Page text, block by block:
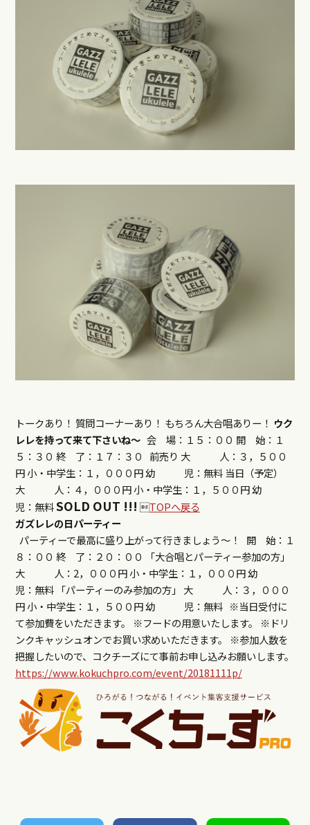
トークあり！ 質問コーナーあり！ もちろん大合唱ありー！ ウク
レレを持って来て下さいね〜会 場：１５：００ 開 始：１
５：３０ 終 了：１７：３０ 前売り 大 人：３，５００
円 小・中学生：１，０００円 幼 児：無料 当日（予定）
大 人：４，０００円 小・中学生：１，５００円 幼
児：無料SOLD OUT !!! TOPへ戻る
ガズレレの日パーティー
パーティーで最高に盛り上がって行きましょう〜！ 開 始：１
８：００ 終 了：２０：００ 「大合唱とパーティー参加の方」
大 人：2，０００円 小・中学生：１，０００円 幼
児：無料 「パーティーのみ参加の方」 大 人：３，０００
円 小・中学生：１，５００円 幼 児：無料 ※当日受付に
て参加費をいただきます。 ※フードの用意いたします。 ※ドリ
ンクキャッシュオンでお買い求めいただきます。 ※参加人数を
把握したいので、コクチーズにて事前お申し込みお願いします。
https://www.kokuchpro.com/event/20181111p/